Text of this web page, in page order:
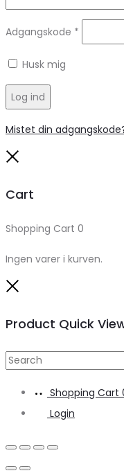
Adgangskode *
Husk mig
Log ind
Mistet din
Cart
Shopping Cart 0
Ingen varer i kurven.
Product Quick
Search
Shopping Cart
Login